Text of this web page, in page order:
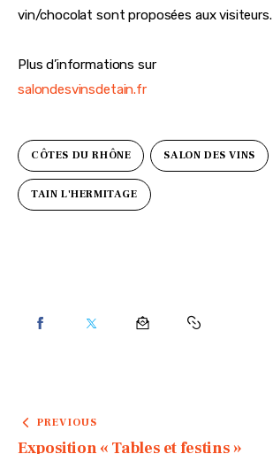
vin/chocolat sont proposées aux visiteurs.
Plus d’informations sur
salondesvinsdetain.fr
CÔTES DU RHÔNE SALON DES VINS
TAIN L'HERMITAGE
PREVIOUS
Exposition « Tables et festins »